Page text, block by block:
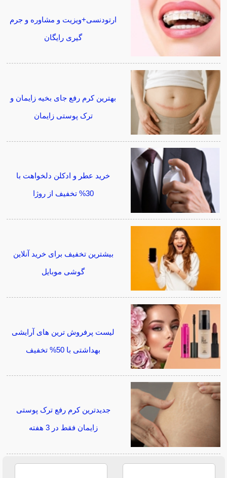
ارتودنسی+ویزیت و مشاوره و جرم
گیری رایگان
بهترین کرم رفع جای بخیه زایمان و
ترک پوستی زایمان
خرید عطر و ادکلن دلخواهت با
30% تخفیف از روژا
بیشترین تخفیف برای خرید آنلاین
گوشی موبایل
لیست پرفروش ترین های آرایشی
بهداشتی با 50% تخفیف
جدیدترین کرم رفع ترک پوستی
زایمان فقط در 3 هفته